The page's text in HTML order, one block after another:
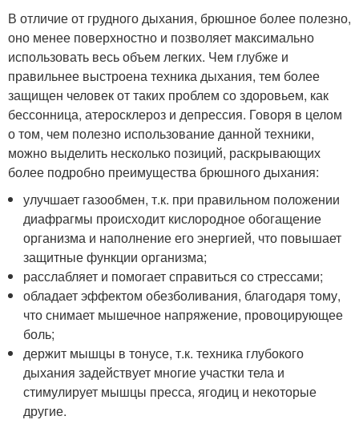
В отличие от грудного дыхания, брюшное более полезно,
оно менее поверхностно и позволяет максимально
использовать весь объем легких. Чем глубже и
правильнее выстроена техника дыхания, тем более
защищен человек от таких проблем со здоровьем, как
бессонница, атеросклероз и депрессия. Говоря в целом
о том, чем полезно использование данной техники,
можно выделить несколько позиций, раскрывающих
более подробно преимущества брюшного дыхания:
улучшает газообмен, т.к. при правильном положении
диафрагмы происходит кислородное обогащение
организма и наполнение его энергией, что повышает
защитные функции организма;
расслабляет и помогает справиться со стрессами;
обладает эффектом обезболивания, благодаря тому,
что снимает мышечное напряжение, провоцирующее
боль;
держит мышцы в тонусе, т.к. техника глубокого
дыхания задействует многие участки тела и
стимулирует мышцы пресса, ягодиц и некоторые
другие.